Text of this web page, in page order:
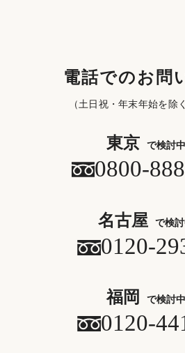
電話でのお問
（土日祝・年末年始を除
東京 で検討
0800-
名古屋 で検
0120-
福岡 で検討
0120-